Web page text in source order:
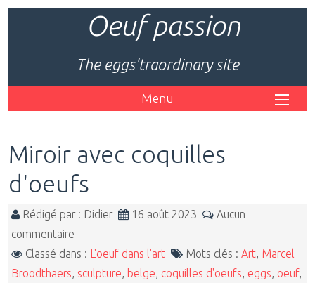
Oeuf passion
The eggs'traordinary site
Menu
Miroir avec coquilles
d'oeufs
Rédigé par : Didier 16 août 2023
Aucun
commentaire
Classé dans : L'oeuf dans l'art Mots clés : Art Marcel
Broodthaers sculpture belge coquilles d'oeufs eggs oeuf,